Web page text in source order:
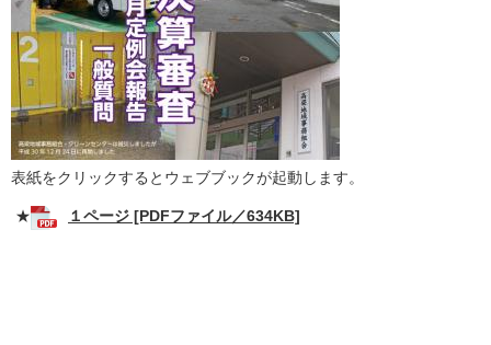
表紙をクリックするとウェブブックが起動します。
★ １ページ [PDFファイル／634KB]